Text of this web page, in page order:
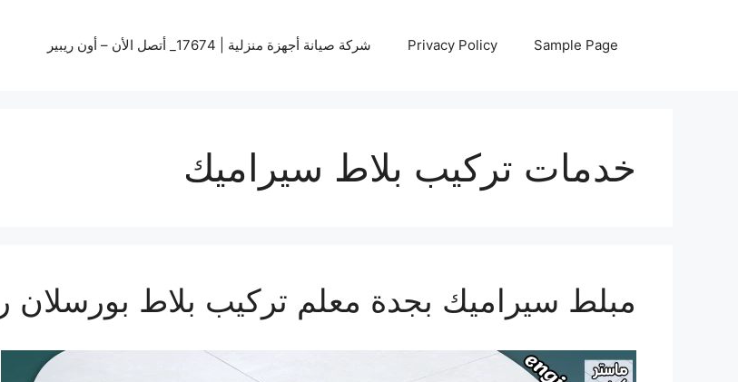
Sample Page
Privacy Policy شركة صيانة أجهزة منزلية | 17674_ أتصل الأن – أون ريبير
خدمات تركيب بلاط سيراميك
مبلط سيراميك بجدة معلم تركيب بلاط